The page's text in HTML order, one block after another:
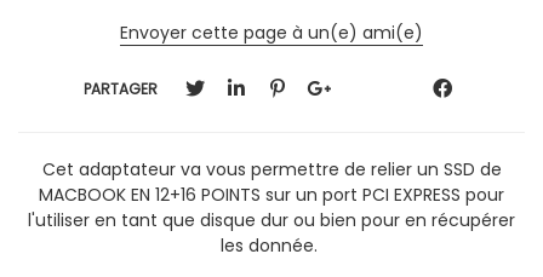
Envoyer cette page à un(e) ami(e)
PARTAGER
Cet adaptateur va vous permettre de relier un SSD de
MACBOOK EN 12+16 POINTS sur un port PCI EXPRESS pour
l'utiliser en tant que disque dur ou bien pour en récupérer
les donnée.